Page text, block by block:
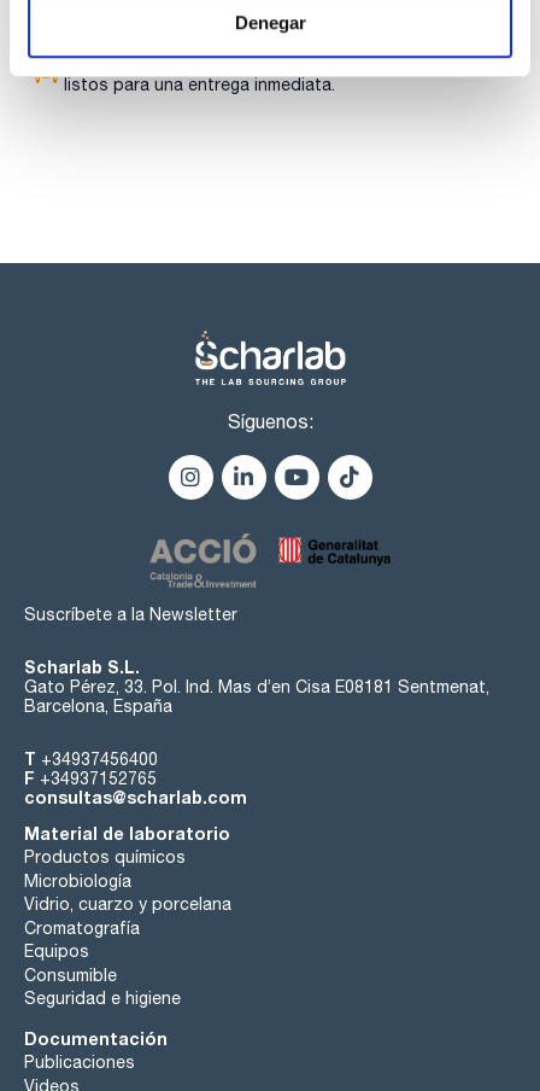
Denegar
productos marca Scharlau habitualmente en stock,
listos para una entrega inmediata.
Síguenos:
Suscríbete a la Newsletter
Scharlab S.L.
Gato Pérez, 33. Pol. Ind. Mas d’en Cisa E08181 Sentmenat,
Barcelona, España
T +34937456400
F +34937152765
consultas@scharlab.com
Material de laboratorio
Productos químicos
Microbiología
Vidrio, cuarzo y porcelana
Cromatografía
Equipos
Consumible
Seguridad e higiene
Documentación
Publicaciones
Videos